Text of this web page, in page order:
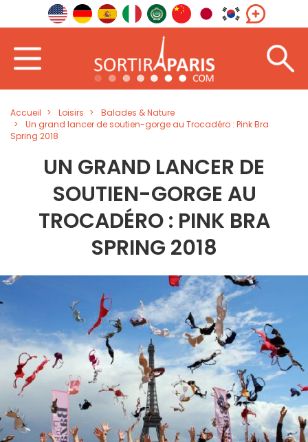
Accueil Loisirs
Balades & Nature
Un grand lancer de soutien-gorge au Trocadéro : Pink Bra
Spring 2018
UN GRAND LANCER DE
SOUTIEN-GORGE AU
TROCADÉRO : PINK BRA
SPRING 2018